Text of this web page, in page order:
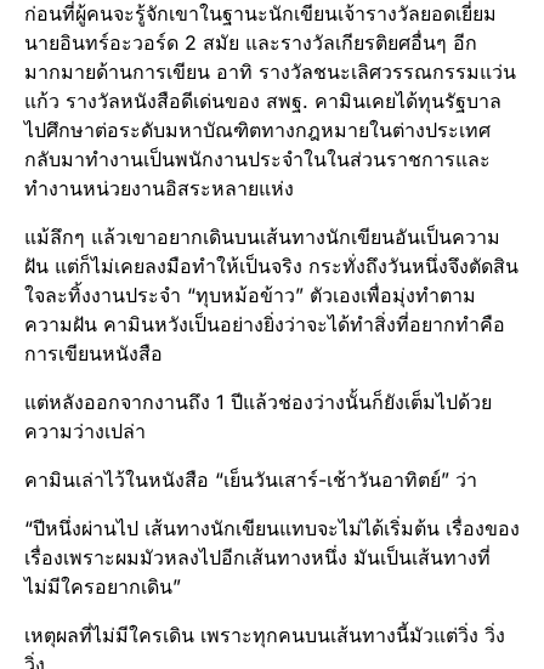
ก่อนที่ผู้คนจะรู้จักเขาในฐานะนักเขียนเจ้ารางวัลยอดเยี่ยม
นายอินทร์อะวอร์ด 2 สมัย และรางวัลเกียรติยศอื่นๆ อีก
มากมายด้านการเขียน อาทิ รางวัลชนะเลิศวรรณกรรมแว่น
แก้ว รางวัลหนังสือดีเด่นของ สพฐ. คามินเคยได้ทุนรัฐบาล
ไปศึกษาต่อระดับมหาบัณฑิตทางกฎหมายในต่างประเทศ
กลับมาทำงานเป็นพนักงานประจำในในส่วนราชการและ
ทำงานหน่วยงานอิสระหลายแห่ง
แม้ลึกๆ แล้วเขาอยากเดินบนเส้นทางนักเขียนอันเป็นความ
ฝัน แต่ก็ไม่เคยลงมือทำให้เป็นจริง กระทั่งถึงวันหนึ่งจึงตัดสิน
ใจละทิ้งงานประจำ “ทุบหม้อข้าว” ตัวเองเพื่อมุ่งทำตาม
ความฝัน คามินหวังเป็นอย่างยิ่งว่าจะได้ทำสิ่งที่อยากทำคือ
การเขียนหนังสือ
แต่หลังออกจากงานถึง 1 ปีแล้วช่องว่างนั้นก็ยังเต็มไปด้วย
ความว่างเปล่า
คามินเล่าไว้ในหนังสือ “เย็นวันเสาร์-เช้าวันอาทิตย์” ว่า
“ปีหนึ่งผ่านไป เส้นทางนักเขียนแทบจะไม่ได้เริ่มต้น เรื่องของ
เรื่องเพราะผมมัวหลงไปอีกเส้นทางหนึ่ง มันเป็นเส้นทางที่
ไม่มีใครอยากเดิน”
เหตุผลที่ไม่มีใครเดิน เพราะทุกคนบนเส้นทางนี้มัวแต่วิ่ง วิ่ง